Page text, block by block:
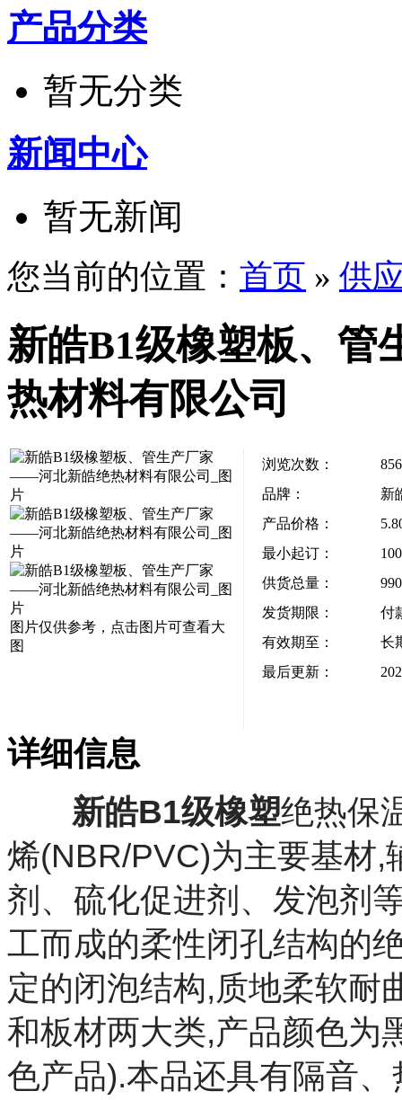
产品分类
暂无分类
新闻中心
暂无新闻
您当前的位置： 首页 » 供
新皓B1级橡塑板、
热材料有限公司
图片仅供参考，点击图片可查看大
图
浏览次数：
856
品牌：
新
产品价格：
最小起订：
供货总量：
发货期限：
付
有效期至：
长
最后更新：
详细信息
新皓B1级橡塑绝热保
烯(NBR/PVC)为主要基材,
剂、硫化促进剂、发泡剂
工而成的柔性闭孔结构的
定的闭泡结构,质地柔软耐
和板材两大类,产品颜色为
色产品).本品还具有隔音